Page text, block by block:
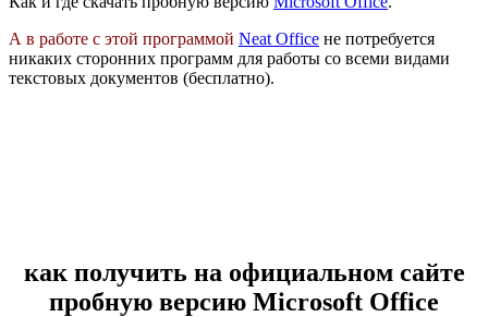
А в работе с этой программой Neat Office не потребуется
никаких сторонних программ для работы со всеми видами
текстовых документов (бесплатно).
как получить на официальном сайте
пробную версию Microsoft Office